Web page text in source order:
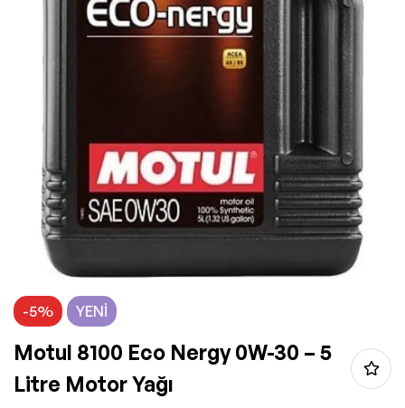
-5% YENI
Motul 8100 Eco Nergy 0W-30 – 5
Litre Motor Yağı